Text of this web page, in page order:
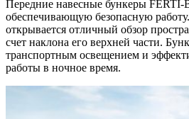
Передние навесные бункеры
обеспечивающую безопасную
открывается отличный обзор
счет наклона его верхней части.
транспортным освещением и
работы в ночное время.